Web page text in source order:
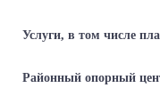
Услуги, в том числе
Районный опорный